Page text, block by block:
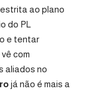
ao plano
do PL
e tentar
com
aliados no
já não é mais a